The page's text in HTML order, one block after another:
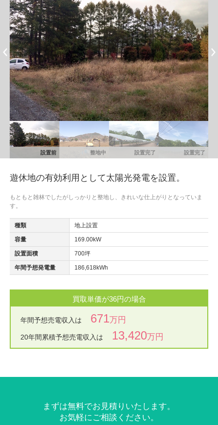
設置前 整地中 設置完了 設置完了
遊休地の有効利用として太陽光発電を設置。
もともと雑林でしたがしっかりと整地し、きれいな仕上がりとなっていま
す。
種類 地上設置
容量 169.00kW
設置面積 700坪
年間予想発電量 186,618kWh
買取単価が36円の場合
年間予想売電収入は 671万円
20年間累積予想売電収入は 13,420万円
まずは無料でお見積りいたします。
お気軽にご相談ください。